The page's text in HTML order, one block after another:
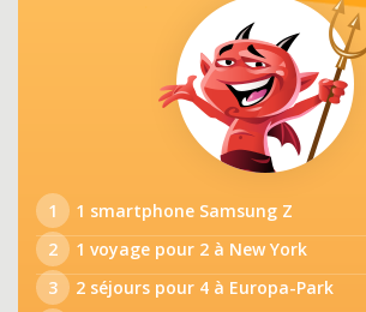
1
1 smartphone Samsung Z
2
1 voyage pour 2 à New York
3
2 séjours pour 4 à Europa-Park